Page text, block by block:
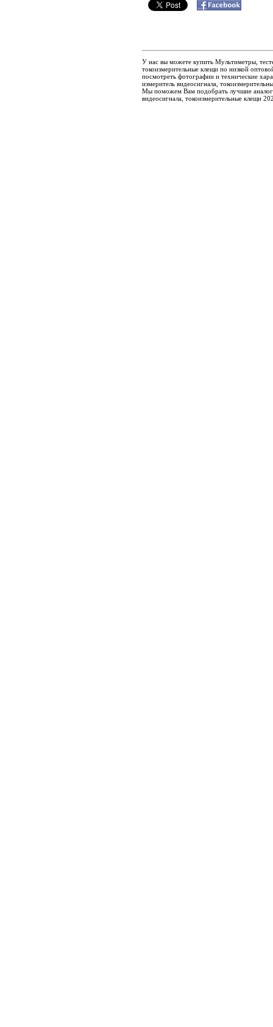
У нас вы можете купить Мультиметры,
токоизмерительные клещи по низкой
посмотреть фотографии и технические
измеритель видеосигнала,
Мы поможем Вам подобрать лучшие
видеосигнала, токоизмерительные клещи